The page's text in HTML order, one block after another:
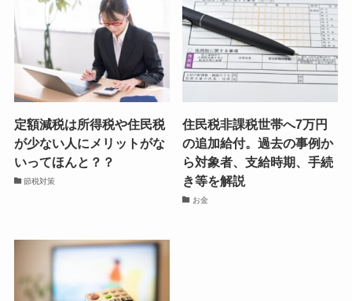
定額減税は所得税や住民税
が少ない人にメリットがな
いってほんと？？
節税対策
住民税非課税世帯へ7万円
の追加給付。過去の事例か
ら対象者、支給時期、手続
き等を解説
お金